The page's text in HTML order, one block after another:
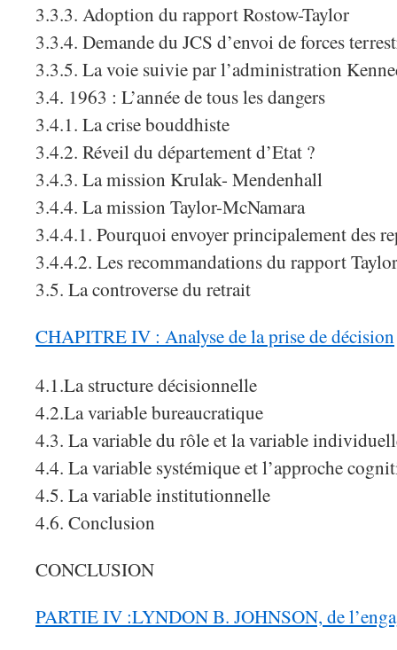
3.3.3. Adoption du rapport Rostow-Taylor
3.3.4. Demande du JCS d’envoi de forces
3.3.5. La voie suivie par l’administration
3.4. 1963 : L’année de tous les dangers
3.4.1. La crise bouddhiste
3.4.2. Réveil du département d’Etat ?
3.4.3. La mission Krulak- Mendenhall
3.4.4. La mission Taylor-McNamara
3.4.4.1. Pourquoi envoyer principalement des
3.4.4.2. Les recommandations du rapport
3.5. La controverse du retrait
CHAPITRE IV : Analyse de la prise de décision
4.1.La structure décisionnelle
4.2.La variable bureaucratique
4.3. La variable du rôle et la variable
4.4. La variable systémique et l’approche
4.5. La variable institutionnelle
4.6. Conclusion
CONCLUSION
PARTIE IV :LYNDON B. JOHNSON, de